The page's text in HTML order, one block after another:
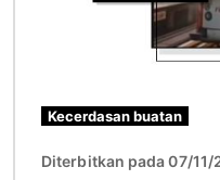
Kecerdasan buatan
Diterbitkan pada 07/